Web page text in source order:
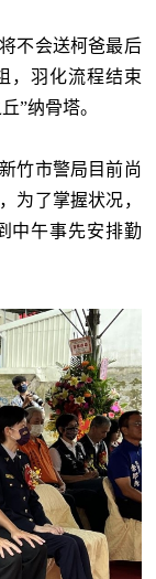
不会送柯爸最后
，羽化流程结束
”纳骨塔。
竹市警局目前尚
为了掌握状况，
中午事先安排勤